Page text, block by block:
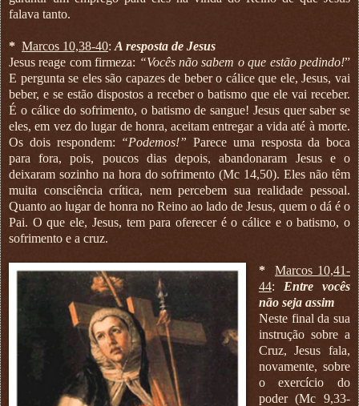
falava tanto.
* Marcos 10,38-40: A resposta de Jesus
Jesus reage com firmeza: “Vocês não sabem o que estão pedindo!”
E pergunta se eles são capazes de beber o cálice que ele, Jesus, vai
beber, e se estão dispostos a receber o batismo que ele vai receber.
É o cálice do sofrimento, o batismo de sangue! Jesus quer saber se
eles, em vez do lugar de honra, aceitam entregar a vida até à morte.
Os dois respondem: “Podemos!” Parece uma resposta da boca
para fora, pois, poucos dias depois, abandonaram Jesus e o
deixaram sozinho na hora do sofrimento (Mc 14,50). Eles não têm
muita consciência crítica, nem percebem sua realidade pessoal.
Quanto ao lugar de honra no Reino ao lado de Jesus, quem o dá é o
Pai. O que ele, Jesus, tem para oferecer é o cálice e o batismo, o
sofrimento e a cruz.
*
Marcos 10,41-
44: Entre vocês
não seja assim
Neste final da sua
instrução sobre a
Cruz, Jesus fala,
novamente, sobre
o exercício do
poder (Mc 9,33-